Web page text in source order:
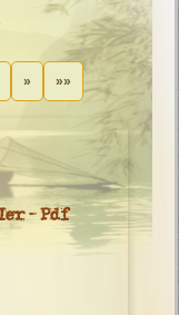
» »»
- Pdf